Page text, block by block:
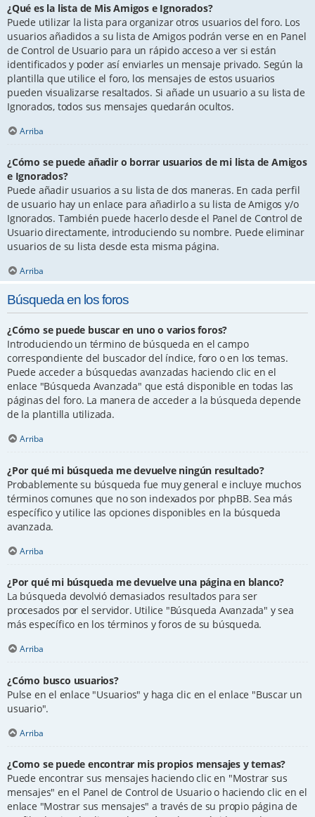
¿Qué es la lista de Mis Amigos e Ignorados?
Puede utilizar la lista para organizar otros usuarios del foro. Los
usuarios añadidos a su lista de Amigos podrán verse en en Panel
de Control de Usuario para un rápido acceso a ver si están
identificados y poder así enviarles un mensaje privado. Según la
plantilla que utilice el foro, los mensajes de estos usuarios
pueden visualizarse resaltados. Si añade un usuario a su lista de
Ignorados, todos sus mensajes quedarán ocultos.
Arriba
¿Cómo se puede añadir o borrar usuarios de mi lista de Amigos
e Ignorados?
Puede añadir usuarios a su lista de dos maneras. En cada perfil
de usuario hay un enlace para añadirlo a su lista de Amigos y/o
Ignorados. También puede hacerlo desde el Panel de Control de
Usuario directamente, introduciendo su nombre. Puede eliminar
usuarios de su lista desde esta misma página.
Arriba
Búsqueda en los foros
¿Cómo se puede buscar en uno o varios foros?
Introduciendo un término de búsqueda en el campo
correspondiente del buscador del índice, foro o en los temas.
Puede acceder a búsquedas avanzadas haciendo clic en el
enlace "Búsqueda Avanzada" que está disponible en todas las
páginas del foro. La manera de acceder a la búsqueda depende
de la plantilla utilizada.
Arriba
¿Por qué mi búsqueda me devuelve ningún resultado?
Probablemente su búsqueda fue muy general e incluye muchos
términos comunes que no son indexados por phpBB. Sea más
específico y utilice las opciones disponibles en la búsqueda
avanzada.
Arriba
¿Por qué mi búsqueda me devuelve una página en blanco?
La búsqueda devolvió demasiados resultados para ser
procesados por el servidor. Utilice "Búsqueda Avanzada" y sea
más específico en los términos y foros de su búsqueda.
Arriba
¿Cómo busco usuarios?
Pulse en el enlace "Usuarios" y haga clic en el enlace "Buscar un
usuario".
Arriba
¿Como se puede encontrar mis propios mensajes y temas?
Puede encontrar sus mensajes haciendo clic en "Mostrar sus
mensajes" en el Panel de Control de Usuario o haciendo clic en el
enlace "Mostrar sus mensajes" a través de su propio página de